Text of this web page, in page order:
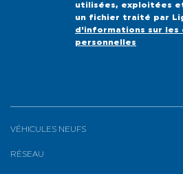
utilisées, exploitées
un fichier traité par
d'informations sur les
personnelles
VÉHICULES NEUFS
RÉSEAU